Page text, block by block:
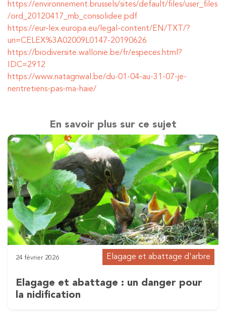
https://environnement.brussels/sites/default/files/user_files
/ord_20120417_mb_consolidee.pdf
https://eur-lex.europa.eu/legal-content/EN/TXT/?
uri=CELEX%3A02009L0147-20190626
https://biodiversite.wallonie.be/fr/especes.html?
IDC=2912
https://www.natagriwal.be/du-01-04-au-31-07-je-
nentretiens-pas-ma-haie/
En savoir plus sur ce sujet
24 février 2026 Elagage et abattage d'arbre
Elagage et abattage : un danger pour
la nidification